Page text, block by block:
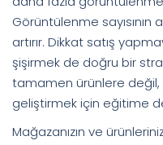
Görüntülenme sayısının
artırır. Dikkat satış
şişirmek de doğru bir
tamamen ürünlere değil,
geliştirmek için eğitime
Mağazanızın ve